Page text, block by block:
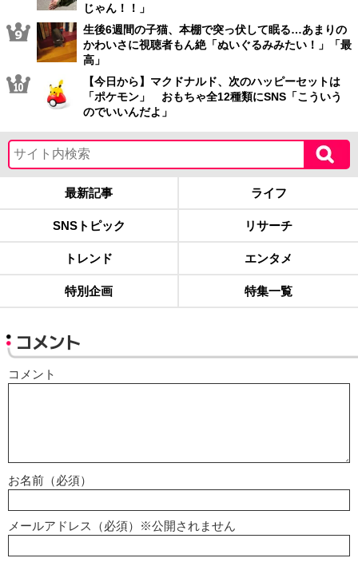
じゃん！！」
生後6週間の子猫、本棚で突っ伏して眠る…あまりの
かわいさに視聴者もん絶「ぬいぐるみみたい！」「最
高」
【今日から】マクドナルド、次のハッピーセットは
「ポケモン」 おもちゃ全12種類にSNS「こういう
のでいいんだよ」
最新記事 ライフ
SNSトピック リサーチ
トレンド エンタメ
特別企画 特集一覧
コメント
コメント
お名前（必須）
メールアドレス（必須）※公開されません